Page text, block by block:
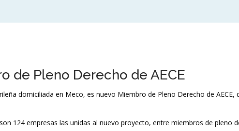
de Pleno Derecho de AECE
domiciliada en Meco, es nuevo Miembro de Pleno Derecho de
124 empresas las unidas al nuevo proyecto, entre miembros de pleno